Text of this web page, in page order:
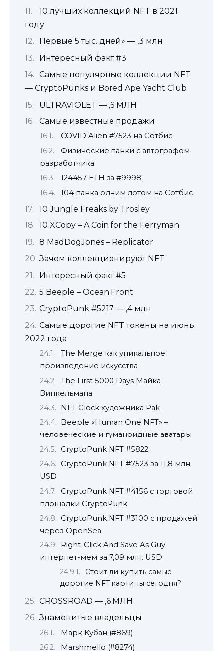
10 лучших коллекций NFT в 2021
году
Первые 5 тыс. дней» — ,3 млн
Интересный факт #3
Самые популярные коллекции NFT
— CryptoPunks и Bored Ape Yacht Club
ULTRAVIOLET — ,6 МЛН
Самые известные продажи
COVID Alien #7523 на Сотбис
Физические панки с автографом
разработчика
124457 ETH за #9998
104 панка одним лотом на Сотбис
10 Jungle Freaks by Trosley
10 XCopy – A Coin for the Ferryman
8 MadDogJones – Replicator
Зачем коллекционируют NFT
Интересный факт #5
5 Beeple – Ocean Front
CryptoPunk #5217 — ,4 млн
Самые дорогие NFT токены на июнь
2022 года
The Merge как уникальное
произведение искусства
The First 5000 Days Майка
Винкельмана
NFT Clock художника Pak
Beeple «Human One NFT» –
человеческие и гуманоидные аватары
CryptoPunk NFT #5822
CryptoPunk NFT #7523 за 11,8 млн.
USD
CryptoPunk NFT #4156 с торговой
площадки CryptoPunk
CryptoPunk NFT #3100 с продажей
через OpenSea
Right-Click And Save As Guy –
интернет-мем за 7,09 млн. USD
Стоит ли купить самые
дорогие NFT картины сегодня?
CROSSROAD — ,6 МЛН
Знаменитые владельцы
Марк Кубан (#869)
Marshmello (#8274)